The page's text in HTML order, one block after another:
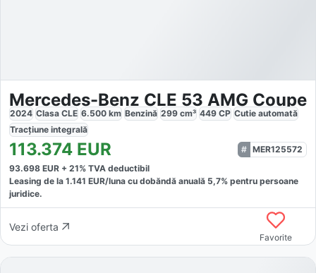
Mercedes-Benz CLE 53 AMG Coupe
2024 Clasa CLE 6.500 km Benzină 299 cm³ 449 CP Cutie automată
Tracțiune integrală
113.374 EUR
MER125572
93.698 EUR + 21% TVA deductibil
Leasing de la 1.141 EUR/luna cu dobăndă anuală 5,7% pentru persoane
juridice.
Vezi oferta
Favorite